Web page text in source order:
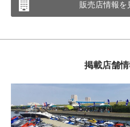
販売店情報を
掲載店舗